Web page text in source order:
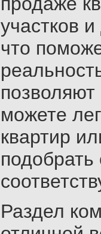
участков
что
можете
квартир
Раздел